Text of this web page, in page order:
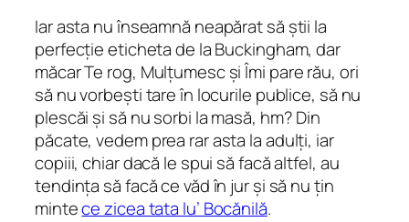
Iar asta nu înseamnă neapărat să știi la
perfecție eticheta de la Buckingham, dar
măcar Te rog, Mulțumesc și Îmi pare rău, ori
să nu vorbești tare în locurile publice, să nu
plescăi și să nu sorbi la masă, hm? Din
păcate, vedem prea rar asta la adulți, iar
copiii, chiar dacă le spui să facă altfel, au
tendința să facă ce văd în jur și să nu țin
mintece zicea tata lu’ Bocănilă.